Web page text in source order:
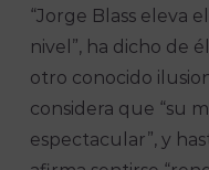
“Jorge Blass eleva
nivel”, ha dicho de
otro conocido
considera que “su
espectacular”, y